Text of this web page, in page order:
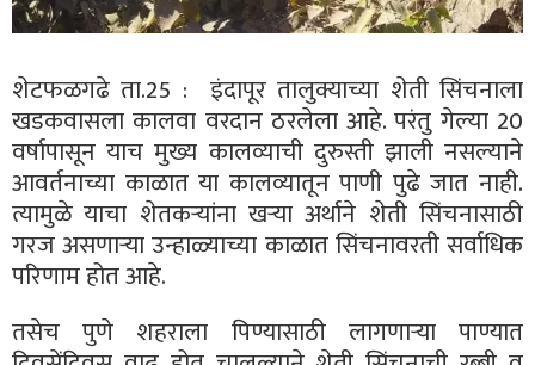
शेटफळगढे ता.25 : इंदापूर तालुक्याच्या शेती सिंचनाला
खडकवासला कालवा वरदान ठरलेला आहे. परंतु गेल्या 20
वर्षापासून याच मुख्य कालव्याची दुरुस्ती झाली नसल्याने
आवर्तनाच्या काळात या कालव्यातून पाणी पुढे जात नाही.
त्यामुळे याचा शेतकऱ्यांना खऱ्या अर्थाने शेती सिंचनासाठी
गरज असणाऱ्या उन्हाळ्याच्या काळात सिंचनावरती सर्वाधिक
परिणाम होत आहे.
तसेच पुणे शहराला पिण्यासाठी लागणाऱ्या पाण्यात